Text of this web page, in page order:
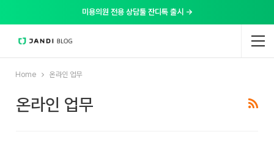
미용의원 전용 상담툴 잔디톡 출시 →
Home 온라인 업무
온라인 업무